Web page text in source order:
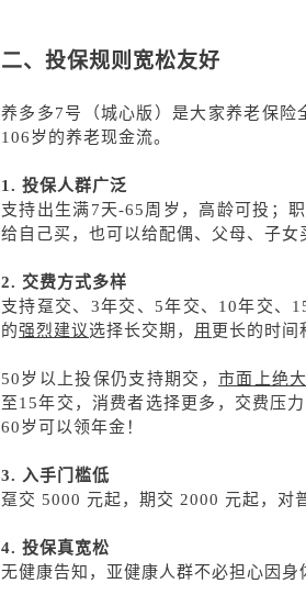
二、投保规则宽松友好
养多多7号（城心版）是大家养老保险
106岁的养老现金流。
1. 投保人群广泛
支持出生满7天-65周岁，高龄可投；
给自己买，也可以给配偶、父母、子女
2. 交费方式多样
支持趸交、 3年交、5年交、10年交、
的强烈建议选择长交期， 用 更长的时间
50岁以上投保仍支持期交， 市面上绝
至15年交，消费者选择更多，交费压
60岁可以领年金！
3. 入手门槛低
趸交 5000 元起，期交 2000 元起，对
4. 投保真宽松
无健康告知，亚健康人群不必担心因身